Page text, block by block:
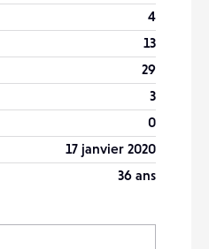
4
13
29
3
0
17 janvier 2020
36 ans